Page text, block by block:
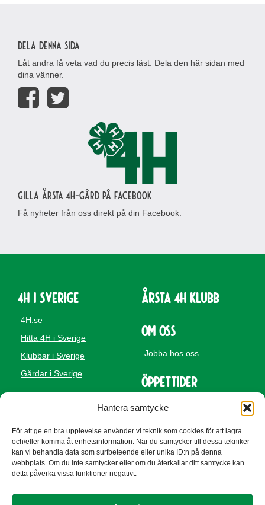
Hantera samtycke
För att ge en bra upplevelse använder vi teknik som cookies för att lagra
och/eller komma åt enhetsinformation. När du samtycker till dessa tekniker
kan vi behandla data som surfbeteende eller unika ID:n på denna
webbplats. Om du inte samtycker eller om du återkallar ditt samtycke kan
detta påverka vissa funktioner negativt.
Dela denna sida
Låt andra få veta vad du precis läst. Dela den här sidan med
dina vänner.
Gilla Årsta 4H-gård på Facebook
Få nyheter från oss direkt på din Facebook.
4H i Sverige
4H.se
Hitta 4H i Sverige
Klubbar i Sverige
Gårdar i Sverige
Årsta 4H Klubb
Om oss
Jobba hos oss
Öppettider
Besöksadress
Årsta 4H
Vitkålsgatan 78a
754 49 UPPSALA
Adress
Årsta 4H
se besöksadress
E-post